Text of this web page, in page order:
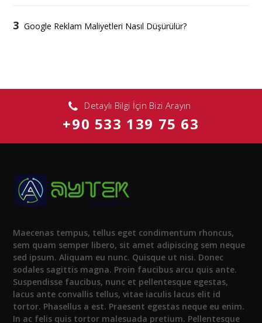
3 Google Reklam Maliyetleri Nasıl Düşürülür?
Detaylı Bilgi İçin Bizi Arayın
+90 533 139 75 63
Maecenas tempus, tellus eget condimentum rhoncus,
sem quam semper libero, sit amet adipiscing sem neque
sed ipsum. Aliquam eu nunc. Quisque ut nisi. Donec
sodales sagittis magna. Proin faucibus arcu quis ante.
Suspendisse faucibus, nunc et pellentesque egestas,
lacus ante convallis tellus, vitae iaculis lacus elit id
tortor. Phasellus a est. Praesent egestas neque eu enim.
In ac felis quis tortor malesuada pretium. Pellentesque